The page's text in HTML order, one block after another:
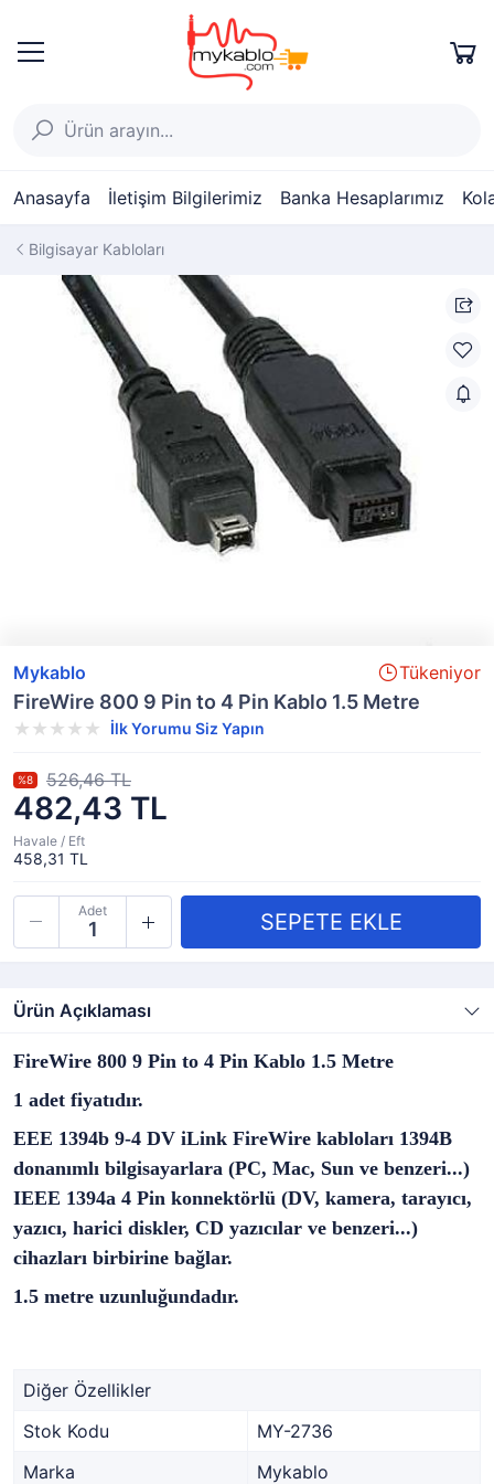
Anasayfa İletişim Bilgilerimiz Banka Hesaplarımız
Bilgisayar Kabloları
Mykablo Tükeniyor
FireWire 800 9 Pin to 4 Pin Kablo 1.5 Metre
İlk Yorumu Siz Yapın
482,43 TL
%8 526,46 TL
Havale / Eft
458,31 TL
Adet
Ürün Açıklaması
FireWire 800 9 Pin to 4 Pin Kablo 1.5 Metre
1 adet fiyatıdır.
EEE 1394b 9-4 DV iLink FireWire kabloları 1394B
donanımlı bilgisayarlara (PC, Mac, Sun ve benzeri...)
IEEE 1394a 4 Pin konnektörlü (DV, kamera, tarayıcı,
yazıcı, harici diskler, CD yazıcılar ve benzeri...)
cihazları birbirine bağlar.
1.5 metre uzunluğundadır.
Diğer Özellikler
Stok Kodu
MY-2736
Marka
Mykablo